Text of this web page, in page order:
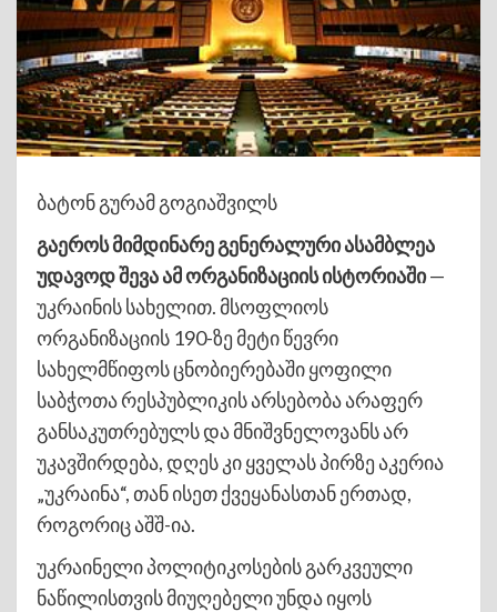
ბატონ გურამ გოგიაშვილს
გაეროს მიმდინარე გენერალური ასამბლეა
უდავოდ შევა ამ ორგანიზაციის ისტორიაში—
უკრაინის სახელით. მსოფლიოს
ორგანიზაციის 190-ზე მეტი წევრი
სახელმწიფოს ცნობიერებაში ყოფილი
საბჭოთა რესპუბლიკის არსებობა არაფერ
განსაკუთრებულს და მნიშვნელოვანს არ
უკავშირდება, დღეს კი ყველას პირზე აკერია
„უკრაინა“, თან ისეთ ქვეყანასთან ერთად,
როგორიც აშშ-ია.
უკრაინელი პოლიტიკოსების გარკვეული
ნაწილისთვის მიუღებელი უნდა იყოს